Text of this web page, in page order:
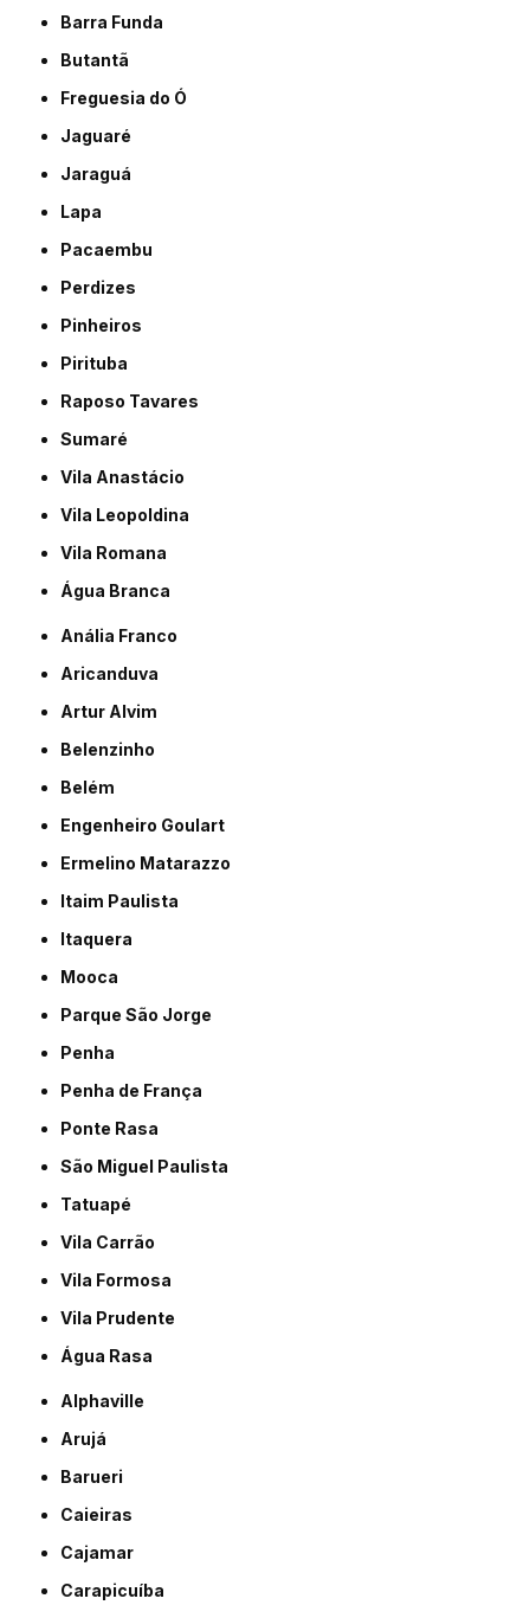
Barra Funda
Butantã
Freguesia do Ó
Jaguaré
Jaraguá
Lapa
Pacaembu
Perdizes
Pinheiros
Pirituba
Raposo Tavares
Sumaré
Vila Anastácio
Vila Leopoldina
Vila Romana
Água Branca
Anália Franco
Aricanduva
Artur Alvim
Belenzinho
Belém
Engenheiro Goulart
Ermelino Matarazzo
Itaim Paulista
Itaquera
Mooca
Parque São Jorge
Penha
Penha de França
Ponte Rasa
São Miguel Paulista
Tatuapé
Vila Carrão
Vila Formosa
Vila Prudente
Água Rasa
Alphaville
Arujá
Barueri
Caieiras
Cajamar
Carapicuíba